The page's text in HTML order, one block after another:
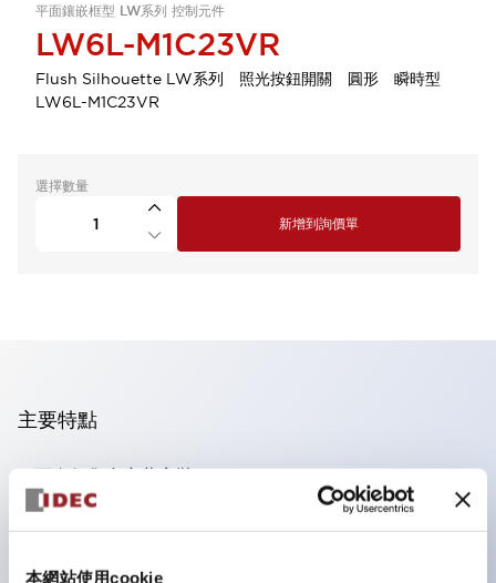
本網站使用cookie
平面鑲嵌框型 LW系列 控制元件
LW6L-M1C23VR
Flush Silhouette LW系列 照光按鈕開關 圓形 瞬時型
LW6L-M1C23VR
選擇數量
新增到詢價單
主要特點
可進行集合密著安裝
附鎖選擇開關採用高安全性的彈子鎖結構